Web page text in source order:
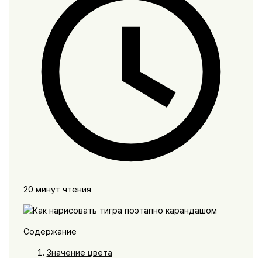
20 минут чтения
Содержание
Значение цвета